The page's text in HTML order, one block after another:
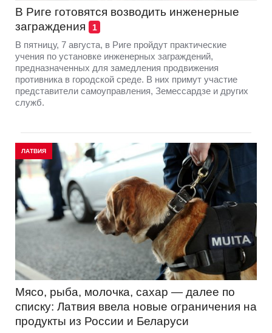
В Риге готовятся возводить инженерные
заграждения
1
В пятницу, 7 августа, в Риге пройдут практические
учения по установке инженерных заграждений,
предназначенных для замедления продвижения
противника в городской среде. В них примут участие
представители самоуправления, Земессардзе и других
служб.
ЛАТВИЯ
Мясо, рыба, молочка, сахар — далее по
списку: Латвия ввела новые ограничения на
продукты из России и Беларуси